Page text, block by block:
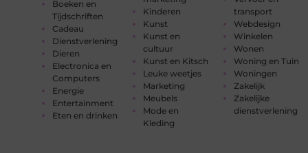
Boeken en
Tijdschriften
Cadeau
Dienstverlening
Dieren
Electronica en
Computers
Energie
Entertainment
Eten en drinken
Kinderen
Kunst
Kunst en
cultuur
Kunst en Kitsch
Leuke weetjes
Marketing
Meubels
Mode en
Kleding
transport
Webdesign
Winkelen
Wonen
Woning en Tuin
Woningen
Zakelijk
Zakelijke
dienstverlening